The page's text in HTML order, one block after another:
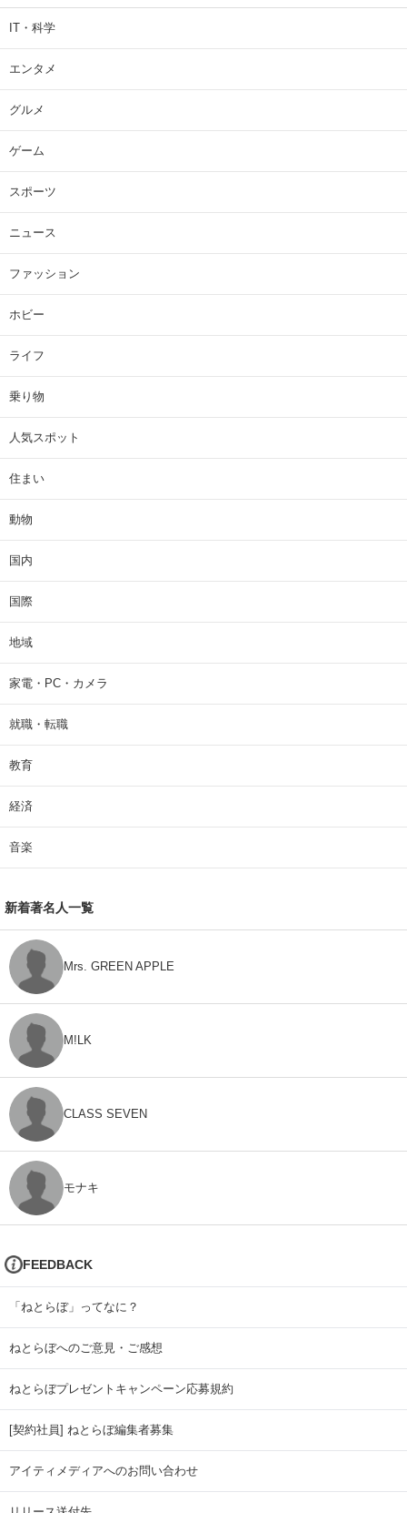
IT・科学
エンタメ
グルメ
ゲーム
スポーツ
ニュース
ファッション
ホビー
ライフ
乗り物
人気スポット
住まい
動物
国内
国際
地域
家電・PC・カメラ
就職・転職
教育
経済
音楽
新着著名人一覧
Mrs. GREEN APPLE
M!LK
CLASS SEVEN
モナキ
FEEDBACK
「ねとらぼ」ってなに？
ねとらぼへのご意見・ご感想
ねとらぼプレゼントキャンペーン応募規約
[契約社員] ねとらぼ編集者募集
アイティメディアへのお問い合わせ